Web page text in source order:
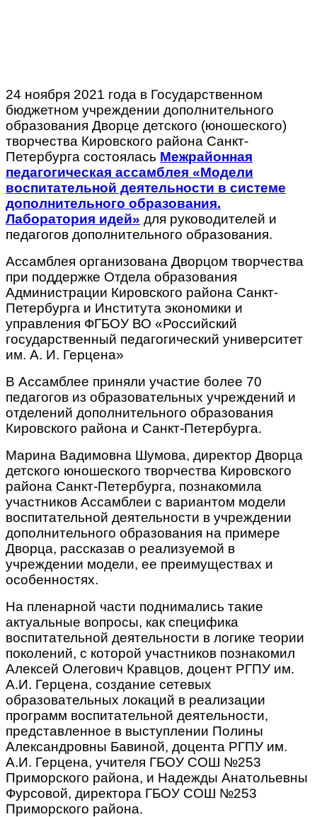
24 ноября 2021 года в Государственном
бюджетном учреждении дополнительного
образования Дворце детского (юношеского)
творчества Кировского района Санкт-
Петербурга состоялась Межрайонная
педагогическая ассамблея «Модели
воспитательной деятельности в системе
дополнительного образования.
Лаборатория идей» для руководителей и
педагогов дополнительного образования.
Ассамблея организована Дворцом творчества
при поддержке Отдела образования
Администрации Кировского района Санкт-
Петербурга и Института экономики и
управления ФГБОУ ВО «Российский
государственный педагогический университет
им. А. И. Герцена»
В Ассамблее приняли участие более 70
педагогов из образовательных учреждений и
отделений дополнительного образования
Кировского района и Санкт-Петербурга.
Марина Вадимовна Шумова, директор Дворца
детского юношеского творчества Кировского
района Санкт-Петербурга, познакомила
участников Ассамблеи с вариантом модели
воспитательной деятельности в учреждении
дополнительного образования на примере
Дворца, рассказав о реализуемой в
учреждении модели, ее преимуществах и
особенностях.
На пленарной части поднимались такие
актуальные вопросы, как специфика
воспитательной деятельности в логике теории
поколений, с которой участников познакомил
Алексей Олегович Кравцов, доцент РГПУ им.
А.И. Герцена, создание сетевых
образовательных локаций в реализации
программ воспитательной деятельности,
представленное в выступлении Полины
Александровны Бавиной, доцента РГПУ им.
А.И. Герцена, учителя ГБОУ СОШ №253
Приморского района, и Надежды Анатольевны
Фурсовой, директора ГБОУ СОШ №253
Приморского района.